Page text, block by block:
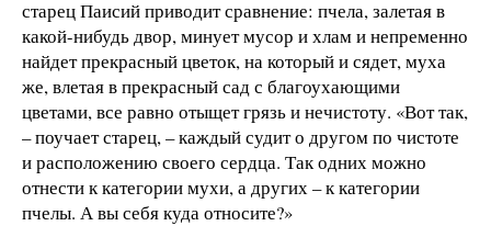
старец Паисий приводит сравнение: пчела, залетая в
какой-нибудь двор, минует мусор и хлам и непременно
найдет прекрасный цветок, на который и сядет, муха
же, влетая в прекрасный сад с благоухающими
цветами, все равно отыщет грязь и нечистоту. «Вот так,
– поучает старец, – каждый судит о другом по чистоте
и расположению своего сердца. Так одних можно
отнести к категории мухи, а других – к категории
пчелы. А вы себя куда относите?»